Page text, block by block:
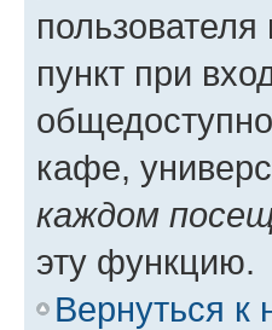
пункт при
кафе,
каждом
эту функцию.
Вернуться к